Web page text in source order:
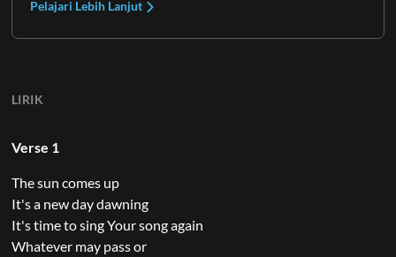
Pelajari Lebih Lanjut
LIRIK
Verse 1
The sun comes up
It's a new day dawning
It's time to sing Your song again
Whatever may pass or